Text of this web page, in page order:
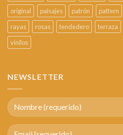
original
paisajes patrón pattern
rayas
rosas tendedero terraza
vinilos
NEWSLETTER